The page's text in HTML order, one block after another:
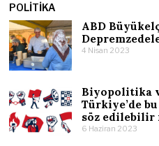
POLITIKA
ABD
4 Nisan 2023
Biyopolitika
Türkiye’de
söz edilebilir
6 Haziran 2023